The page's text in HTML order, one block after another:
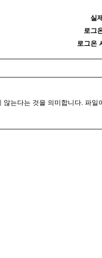
실
로그
로그온
는다는 것을 의미합니다. 파